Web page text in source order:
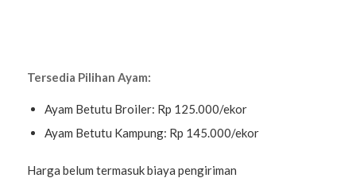
Tersedia Pilihan Ayam:
Ayam Betutu Broiler: Rp 125.000/ekor
Ayam Betutu Kampung: Rp 145.000/ekor
Harga belum termasuk biaya pengiriman